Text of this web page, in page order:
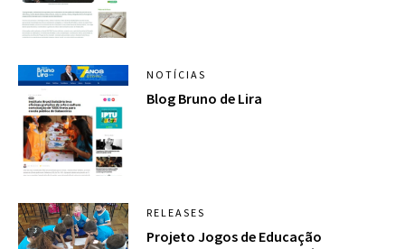
NOTÍCIAS
Blog Bruno de Lira
RELEASES
Projeto Jogos de Educação